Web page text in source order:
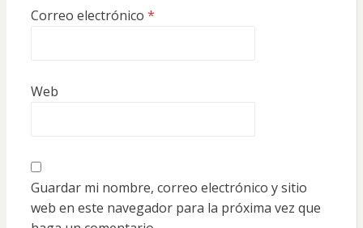
Correo electrónico *
Web
Guardar mi nombre, correo electrónico y sitio
web en este navegador para la próxima vez que